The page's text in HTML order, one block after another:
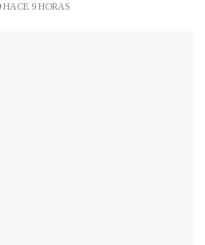
HACE 9 HORAS